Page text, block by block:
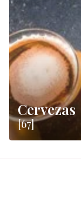
Cervezas
[67]